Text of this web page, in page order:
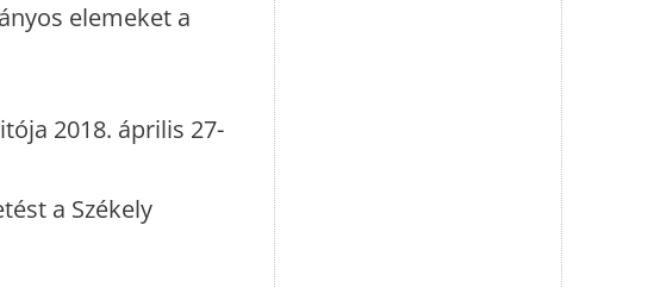
elemeket a
2018. április 27-
a Székely